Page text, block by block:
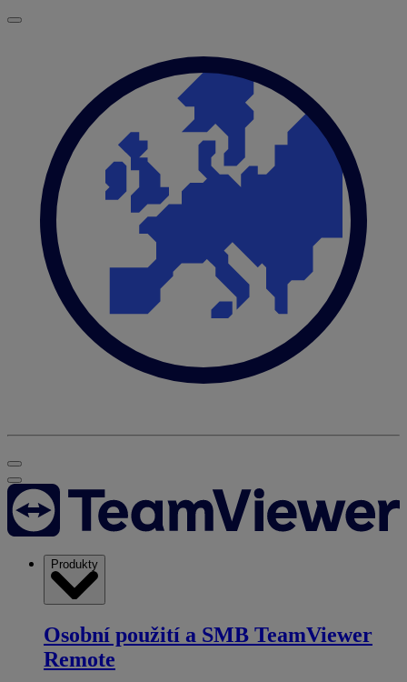
Produkty
Osobní použití a SMB TeamViewer
Remote